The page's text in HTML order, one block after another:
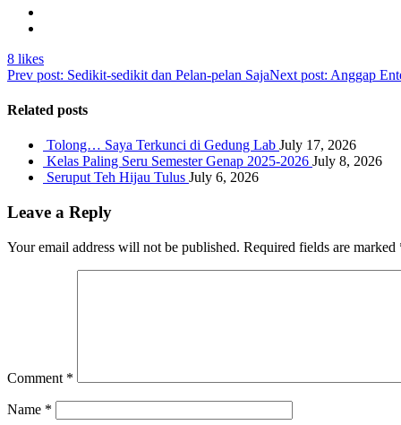
8 likes
Prev post: Sedikit-sedikit dan Pelan-pelan SajaNext post: Anggap
Related posts
Tolong… Saya Terkunci di Gedung Lab July 17, 2026
Kelas Paling Seru Semester Genap 2025-2026 July 8, 2026
Seruput Teh Hijau Tulus July 6, 2026
Leave a Reply
Your email address will not be published. Required fields are marked
Comment *
Name *